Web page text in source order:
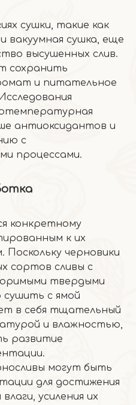
сушки, такие как
вакуумная сушка, еще
высушенных слив.
сохранить
и питательное
антиоксидантов и
с
процессами.
конкретному
к их
Поскольку черновики
сортов сливы с
твердыми
с ямой
в себя тщательный
и влажностью,
развитие
могут быть
для достижения
усиления их